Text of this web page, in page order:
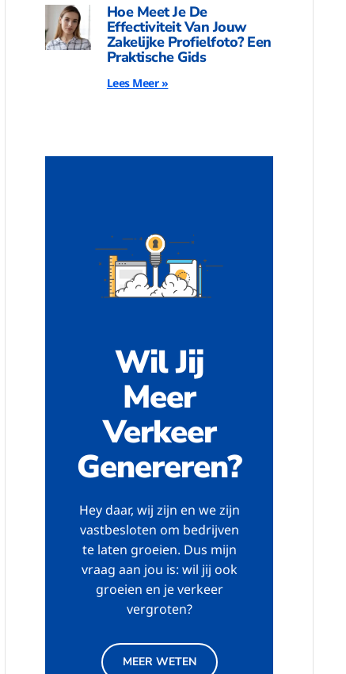
Hoe Meet Je De
Effectiviteit Van Jouw
Zakelijke Profielfoto? Een
Praktische Gids
Lees Meer »
Wil Jij
Meer
Verkeer
Genereren?
Hey daar, wij zijn en we zijn
vastbesloten om bedrijven
te laten groeien. Dus mijn
vraag aan jou is: wil jij ook
groeien en je verkeer
vergroten?
MEER WETEN